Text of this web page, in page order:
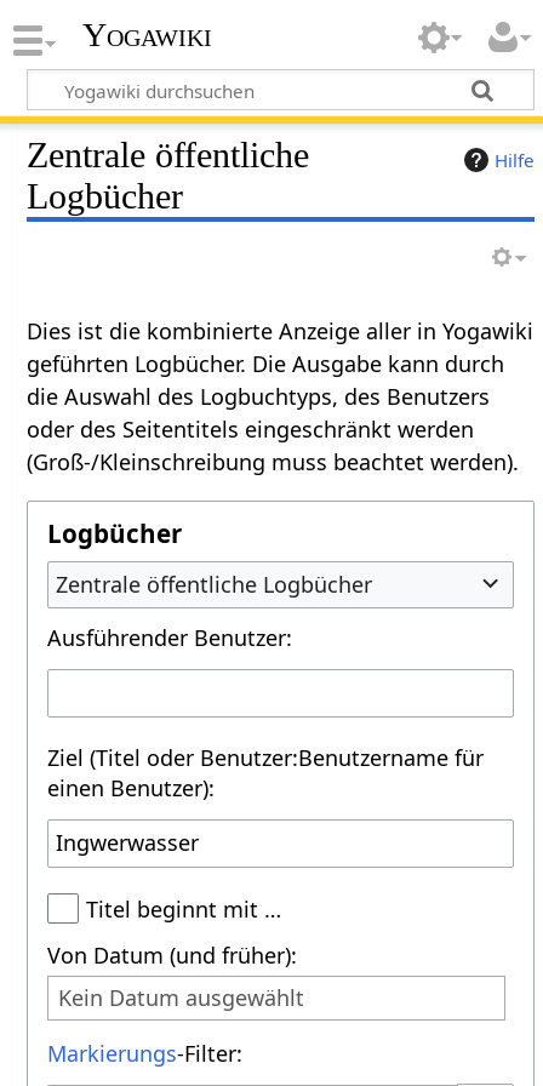
Yogawiki
Hilfe
Zentrale öffentliche
Logbücher
Dies ist die kombinierte Anzeige aller in Yogawiki
geführten Logbücher. Die Ausgabe kann durch
die Auswahl des Logbuchtyps, des Benutzers
oder des Seitentitels eingeschränkt werden
(Groß-/Kleinschreibung muss beachtet werden).
Logbücher
Zentrale öffentliche Logbücher
Ausführender Benutzer:
Ziel (Titel oder Benutzer:Benutzername für
einen Benutzer):
Titel beginnt mit …
Von Datum (und früher):
Kein Datum ausgewählt
Markierungs-Filter: